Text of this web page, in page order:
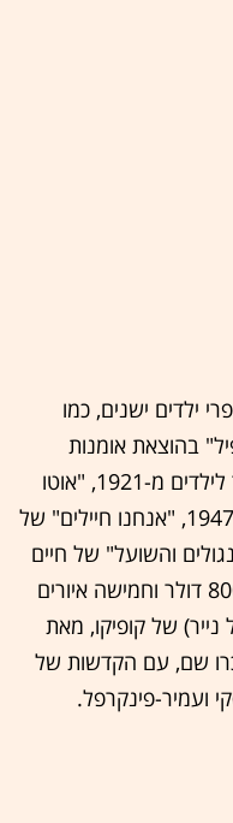
ילדים ישנים, כמו
בהוצאת אומנות
מ-1922, "קן העורב" - סיפור מאויר לילדים מ-1921, "אוטו
אוטו אוטובוס" של פרץ רושקביץ מ-1947, "אנחנו חיילים" של
ה-50, "התרנגולים והשועל" של חיים
נחמן ביאליק במחיר התחלתי של 800 דולר וחמישה איורים
נייר) של קופיקו, מאת
שם, עם הקדשות של
ועמיר-פינקרפל.